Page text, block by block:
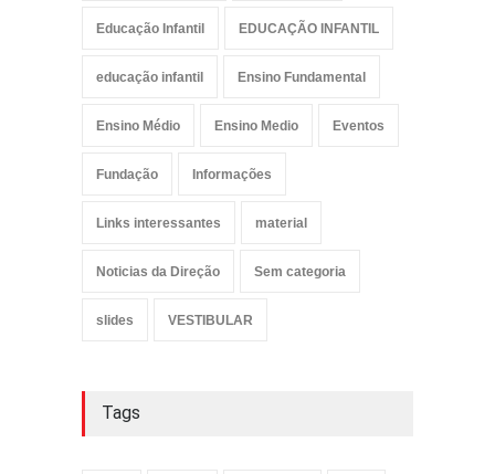
Educação Infantil EDUCAÇÃO INFANTIL
educação infantil Ensino Fundamental
Ensino Médio Ensino Medio Eventos
Fundação Informações
Links interessantes material
Noticias da Direção Sem categoria
slides VESTIBULAR
Tags